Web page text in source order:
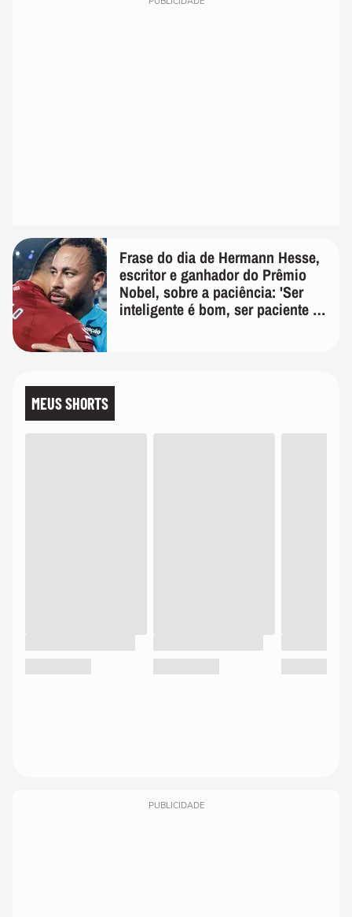
Frase do dia de Hermann Hesse,
escritor e ganhador do Prêmio
Nobel, sobre a paciência: 'Ser
inteligente é bom, ser paciente é
MEUS SHORTS
PUBLICIDADE